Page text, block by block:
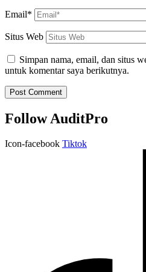
Email*
Situs Web
Simpan nama, email, dan situs
untuk komentar saya berikutnya.
Follow AuditPro
Icon-facebook Tiktok